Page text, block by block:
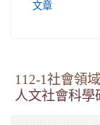
文章
112-1社會領
人文社會科學